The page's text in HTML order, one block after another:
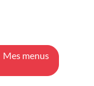
Mes menus